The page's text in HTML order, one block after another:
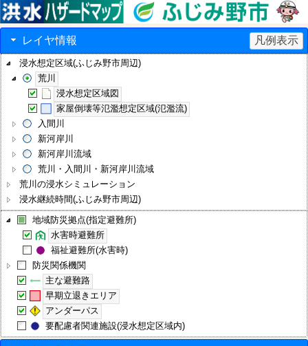
レイヤ情報 凡例表示
浸水想定区域(ふじみ野市周辺)
荒川
浸水想定区域図
家屋倒壊等氾濫想定区域(氾濫流)
入間川
新河岸川
新河岸川流域
荒川・入間川・新河岸川流域
荒川の浸水シミュレーション
浸水継続時間(ふじみ野市周辺)
地域防災拠点(指定避難所)
水害時避難所
福祉避難所(水害時)
防災関係機関
主な避難路
早期立退きエリア
アンダーパス
要配慮者関連施設(浸水想定区域内)